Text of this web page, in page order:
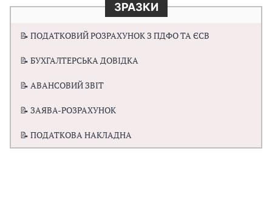
ЗРАЗКИ
📝 ПОДАТКОВИЙ РОЗРАХУНОК З ПДФО ТА ЄСВ
📝 БУХГАЛТЕРСЬКА ДОВІДКА
📝 АВАНСОВИЙ ЗВІТ
📝 ЗАЯВА-РОЗРАХУНОК
📝 ПОДАТКОВА НАКЛАДНА